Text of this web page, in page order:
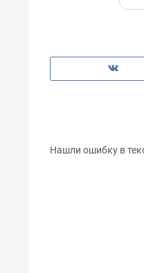
Нашли ошибку в